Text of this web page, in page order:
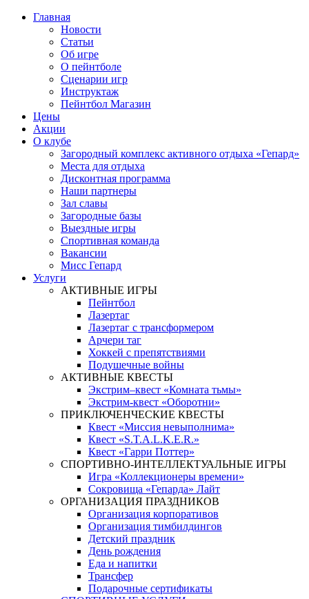
Главная
Новости
Статьи
Об игре
О пейнтболе
Сценарии игр
Инструктаж
Пейнтбол Магазин
Цены
Акции
О клубе
Загородный комплекс активного отдыха «Гепард»
Места для отдыха
Дисконтная программа
Наши партнеры
Зал славы
Загородные базы
Выездные игры
Спортивная команда
Вакансии
Мисс Гепард
Услуги
АКТИВНЫЕ ИГРЫ
Пейнтбол
Лазертаг
Лазертаг с трансформером
Арчери таг
Хоккей с препятствиями
Подушечные войны
АКТИВНЫЕ КВЕСТЫ
Экстрим–квест «Комната тьмы»
Экстрим-квест «Оборотни»
ПРИКЛЮЧЕНЧЕСКИЕ КВЕСТЫ
Квест «Миссия невыполнима»
Квест «S.T.A.L.K.E.R.»
Квест «Гарри Поттер»
СПОРТИВНО-ИНТЕЛЛЕКТУАЛЬНЫЕ ИГРЫ
Игра «Коллекционеры времени»
Сокровища «Гепарда» Лайт
ОРГАНИЗАЦИЯ ПРАЗДНИКОВ
Организация корпоративов
Организация тимбилдингов
Детский праздник
День рождения
Еда и напитки
Трансфер
Подарочные сертификаты